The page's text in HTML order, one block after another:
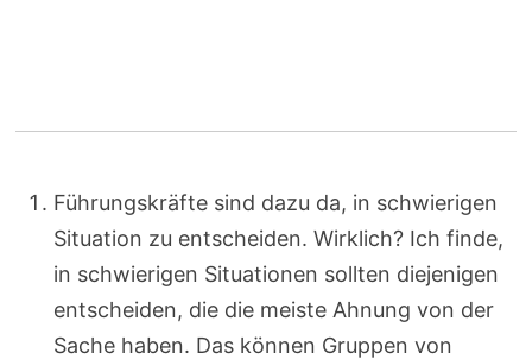
Führungskräfte sind dazu da, in schwierigen
Situation zu entscheiden. Wirklich? Ich finde,
in schwierigen Situationen sollten diejenigen
entscheiden, die die meiste Ahnung von der
Sache haben. Das können Gruppen von